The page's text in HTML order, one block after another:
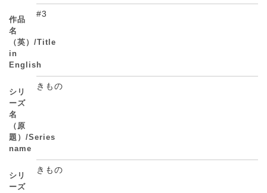
作品
名
（英）/Title
in
English
#3
シリ
ーズ
名
（原
題）/Series
name
きもの
シリ
ーズ
きもの